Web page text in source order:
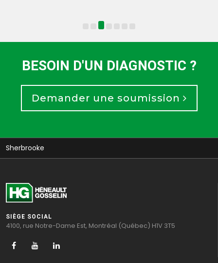
BESOIN D'UN DIAGNOSTIC ?
Demander une soumission
Sherbrooke
SIÈGE SOCIAL
4100, rue Notre-Dame Est, Montréal (Québec) H1V 3T5